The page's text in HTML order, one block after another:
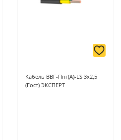
Кабель ВВГ-Пнг(A)-LS 3х2,5
(Гост) ЭКСПЕРТ